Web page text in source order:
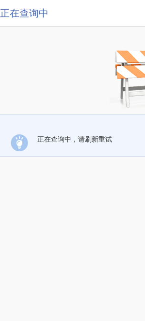
正在查询中
正在查询中，请刷新重试